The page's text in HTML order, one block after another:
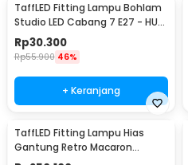
TaffLED Fitting Lampu Bohlam
Studio LED Cabang 7 E27 - HU-
700
Rp30.300
Rp55.900 46%
+ Keranjang
TaffLED Fitting Lampu Hias
Gantung Retro Macaron
Hanging Lamp E27 - LPL139